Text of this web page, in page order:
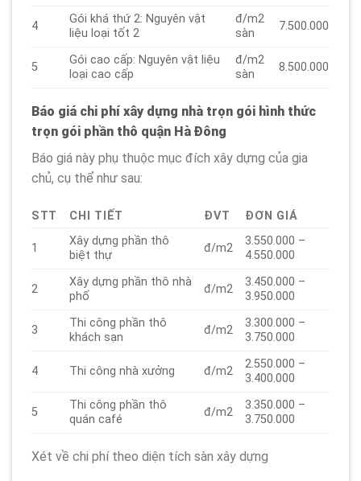
4
Gói khá thứ 2: Nguyên vật
liệu loại tốt 2
đ/m2
sàn
7.500.000
5
Gói cao cấp: Nguyên vật liệu
loại cao cấp
đ/m2
sàn
8.500.000
Báo giá chi phí xây dựng nhà trọn gói hình thức
trọn gói phần thô quận Hà Đông
Báo giá này phụ thuộc mục đích xây dựng của gia
chủ, cụ thể như sau:
STT CHI TIẾT ĐVT ĐƠN GIÁ
1
Xây dựng phần thô
biệt thự
đ/m2
3.550.000 –
4.550.000
2
Xây dựng phần thô nhà
phố
đ/m2
3.450.000 –
3.950.000
3
Thi công phần thô
khách sạn
đ/m2
3.300.000 –
3.750.000
4 Thi công nhà xưởng đ/m2
2.550.000 –
3.400.000
5
Thi công phần thô
quán café
đ/m2
3.350.000 –
3.750.000
Xét về chi phí theo diện tích sàn xây dựng